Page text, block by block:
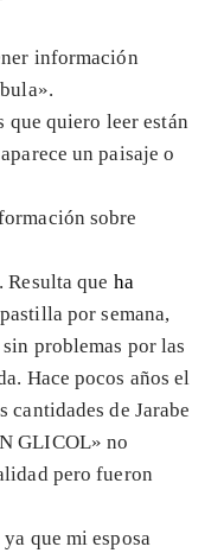
información
que quiero leer están
un paisaje o
sobre
Resulta que ha
por semana,
problemas por las
Hace pocos años el
cantidades de Jarabe
GLICOL» no
pero fueron
que mi esposa